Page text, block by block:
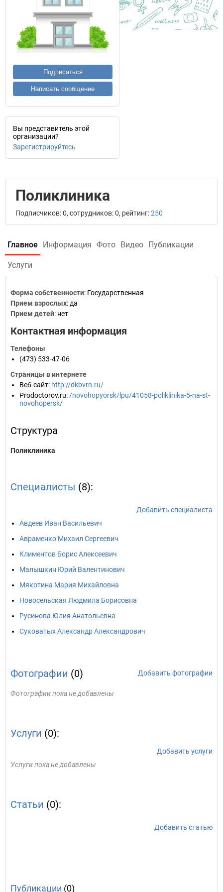
Подписаться
Написать сообщение
Вы представитель этой
организации?
Зарегистрируйтесь
Поликлиника
Подписчиков: 0, сотрудников: 0, рейтинг:250
Главное Информация Фото Видео Публикации
Услуги
Форма собственности: Государственная
Прием взрослых: да
Прием детей: нет
Контактная информация
Телефоны
(473) 533-47-06
Страницы в интернете
Веб-сайт: http://dkbvrn.ru/
Prodoctorov.ru: /novohopyorsk/lpu/41058-poliklinika-5-na-st-
novohopersk/
Структура
Поликлиника
Специалисты (8):
Добавить специалиста
Авдеев Иван Васильевич
Авраменко Михаил Сергеевич
Климентов Борис Алексеевич
Малышкин Юрий Валентинович
Мякотина Мария Михайловна
Новосельская Людмила Борисовна
Русинова Юлия Анатольевна
Суковатых Александр Александрович
Фотографии (0) Добавить фотографии
Фотографии пока не добавлены
Услуги (0):
Добавить услуги
Услуги пока не добавлены
Статьи (0):
Добавить статью
Публикации (0)